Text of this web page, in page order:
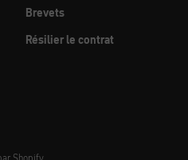
Brevets
Résilier le contrat